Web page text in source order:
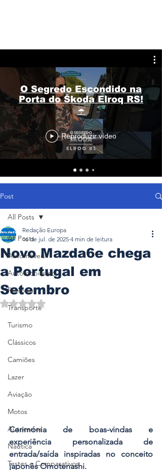
O Segredo Escondido na
Porta do Škoda Elroq RS!
☔
Reproduzir vídeo
Post
All Posts
Automóveis
Automobilismo
Ferrovia
Transporte
Turismo
Clássicos
Camiões
Lazer
Aviação
Motos
Autocarros
Náutica
Testes e Comparativos
All Posts
Novo Mazda6e chega
a Portugal em
Setembro
Redação Europa
16 de jul. de 2025 4 min de leitura
Avaliado com NaN de 5 estrelas.
Cerimónia de boas-vindas e
experiência personalizada de
entrada/saída inspiradas no conceito
japonês Omotenashi.